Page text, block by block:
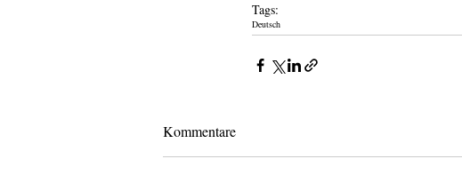
Tags:
Deutsch
Kommentare